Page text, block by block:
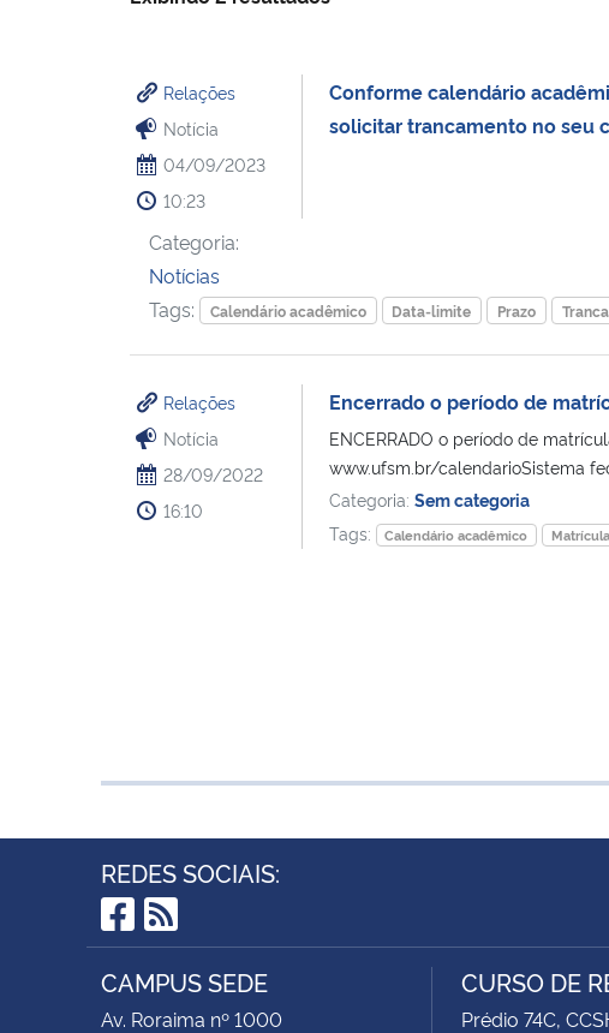
Relações
Notícia
04/09/2023
10:23
Conforme calendário
solicitar trancamento no seu
Categoria:
Notícias
Tags:
Calendário acadêmico Data-limite Prazo
Relações
Notícia
28/09/2022
16:10
Encerrado o período de
ENCERRADO o período de
www.ufsm.br/calendarioSistema
Categoria: Sem categoria
Tags:
Calendário acadêmico Matrícula
REDES SOCIAIS:
Facebook
RSS
CAMPUS SEDE
Av. Roraima nº 1000
CURSO DE
Prédio 74C,